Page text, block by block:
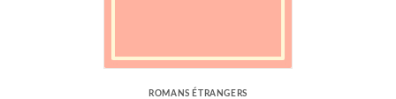
ROMANS ÉTRANGERS